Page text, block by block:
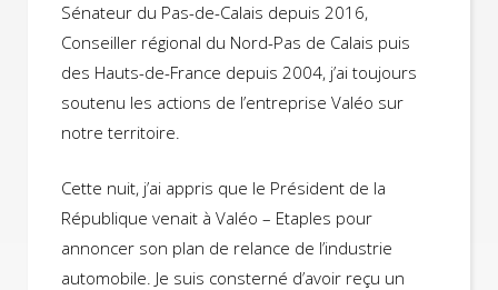
Sénateur du Pas-de-Calais depuis 2016,
Conseiller régional du Nord-Pas de Calais puis
des Hauts-de-France depuis 2004, j’ai toujours
soutenu les actions de l’entreprise Valéo sur
notre territoire.
Cette nuit, j’ai appris que le Président de la
République venait à Valéo – Etaples pour
annoncer son plan de relance de l’industrie
automobile. Je suis consterné d’avoir reçu un